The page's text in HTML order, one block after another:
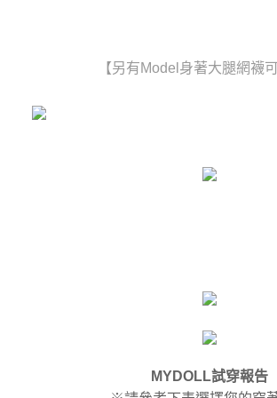
【另有Model身著大腿網襪
MYDOLL試穿報告